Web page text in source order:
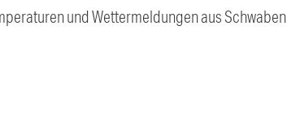
und Wettermeldungen aus Schwaben.